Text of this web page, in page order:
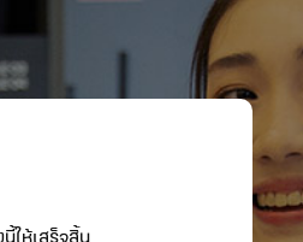
ให้เสร็จสิ้น